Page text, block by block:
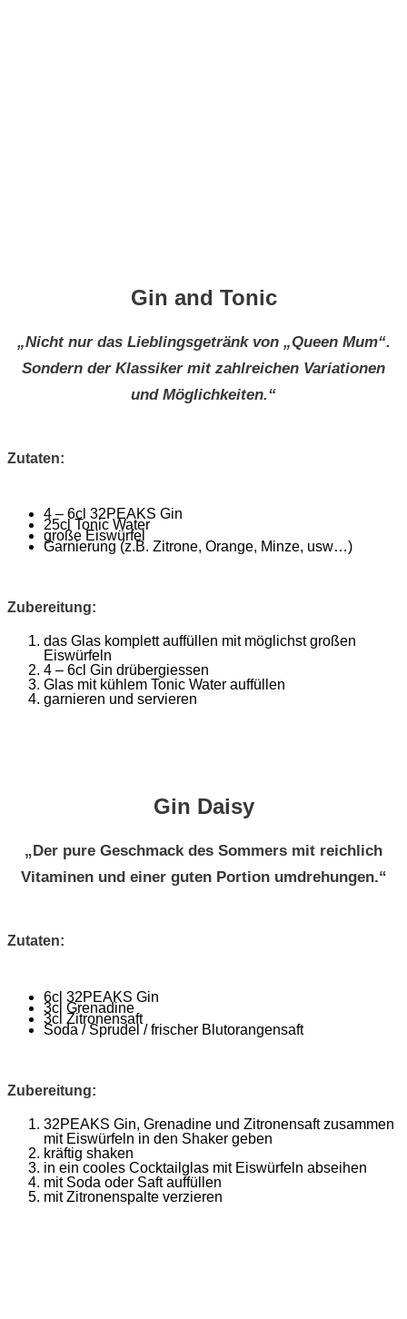
Gin and Tonic
„Nicht nur das Lieblingsgetränk von „Queen Mum“.
Sondern der Klassiker mit zahlreichen Variationen
und Möglichkeiten.“
Zutaten:
4 – 6cl 32PEAKS Gin
25cl Tonic Water
große Eiswürfel
Garnierung (z.B. Zitrone, Orange, Minze, usw…)
Zubereitung:
das Glas komplett auffüllen mit möglichst großen
Eiswürfeln
4 – 6cl Gin drübergiessen
Glas mit kühlem Tonic Water auffüllen
garnieren und servieren
Gin Daisy
„Der pure Geschmack des Sommers mit reichlich
Vitaminen und einer guten Portion umdrehungen.“
Zutaten:
6cl 32PEAKS Gin
3cl Grenadine
3cl Zitronensaft
Soda / Sprudel / frischer Blutorangensaft
Zubereitung:
32PEAKS Gin, Grenadine und Zitronensaft zusammen
mit Eiswürfeln in den Shaker geben
kräftig shaken
in ein cooles Cocktailglas mit Eiswürfeln abseihen
mit Soda oder Saft auffüllen
mit Zitronenspalte verzieren